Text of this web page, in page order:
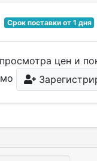
Срок поставки от 1 дня
цен и